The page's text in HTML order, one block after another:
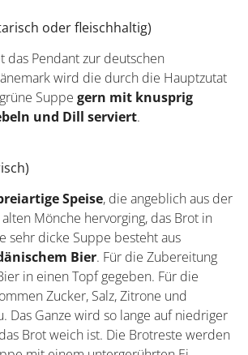
oder fleischhaltig)
das Pendant zur deutschen
wird die durch die
grüne Suppe
Speise, die angeblich aus
alten Mönche hervorging, das Brot
sehr dicke Suppe besteht aus
Bier . Für die Zubereitung
in einen Topf gegeben. Für die
Zucker, Salz, Zitrone und
Das Ganze wird so lange auf